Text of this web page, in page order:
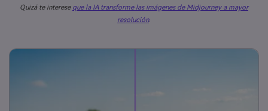
Quizá te interese que la IA transforme las imágenes de Midjourney a mayor
resolución.